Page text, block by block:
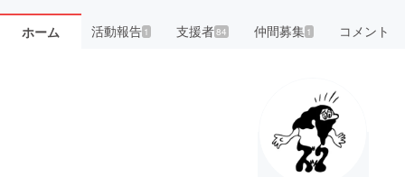
ホーム 活動報告1 支援者84 仲間募集 1 コメント